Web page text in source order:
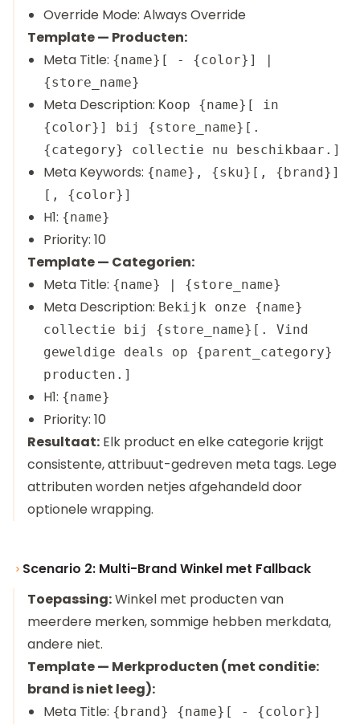
Override Mode: Always Override
Template — Producten:
Meta Title: {name}[ - {color}] |
{store_name}
Meta Description: Koop {name}[ in
{color}] bij {store_name}[.
{category} collectie nu beschikbaar.]
Meta Keywords: {name}, {sku}[, {brand}]
[, {color}]
H1: {name}
Priority: 10
Template — Categorien:
Meta Title: {name} | {store_name}
Meta Description: Bekijk onze {name}
collectie bij {store_name}[. Vind
geweldige deals op {parent_category}
producten.]
H1: {name}
Priority: 10
Resultaat: Elk product en elke categorie krijgt
consistente, attribuut-gedreven meta tags. Lege
attributen worden netjes afgehandeld door
optionele wrapping.
Scenario 2: Multi-Brand Winkel met Fallback
Toepassing:Winkel met producten van
meerdere merken, sommige hebben merkdata,
andere niet.
Template — Merkproducten (met conditie:
brand is niet leeg):
Meta Title: {brand} {name}[ - {color}]